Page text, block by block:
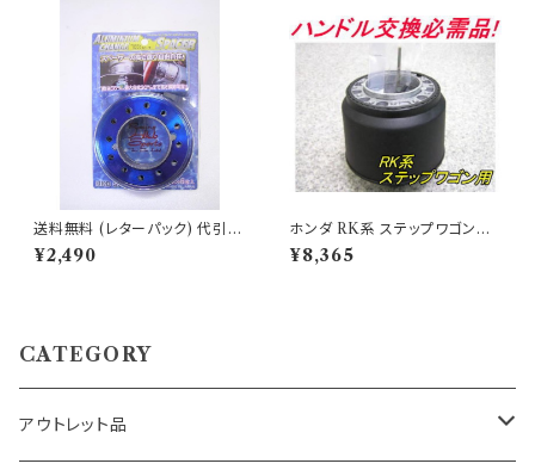
送料無料 (レターパック) 代引不
可 アルミナムチェンジスペーサ
ー オールブルー ボススペーサ
¥2,490
ホンダ RK系 ステップワゴン用
ボス OH-281 アウトレット品
送料無料(沖縄・離島除く)代引
¥8,365
CATEGORY
アウトレット品